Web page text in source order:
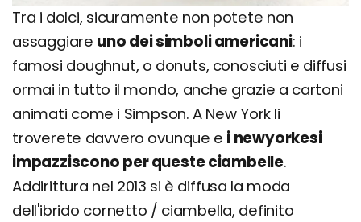
Tra i dolci, sicuramente non potete non
assaggiare uno dei simboli americani: i
famosi doughnut, o donuts, conosciuti e diffusi
ormai in tutto il mondo, anche grazie a cartoni
animati come i Simpson. A New York li
troverete davvero ovunque e i newyorkesi
impazziscono per queste ciambelle.
Addirittura nel 2013 si è diffusa la moda
dell'ibrido cornetto / ciambella, definito